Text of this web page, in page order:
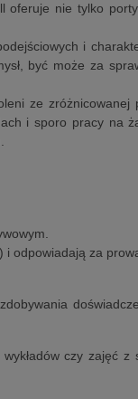
oferuje nie tylko
i
być może za
ze zróżnicowanej
i sporo pracy na
i odpowiadają za
czy zajęć z